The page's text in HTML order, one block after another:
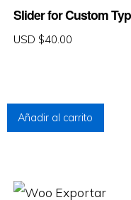
Slider for Custom
USD $40.00
Añadir al carrito